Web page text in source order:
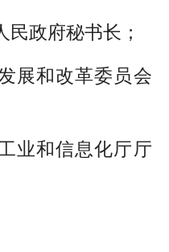
民政府秘书长；
展和改革委员会
业和信息化厅厅